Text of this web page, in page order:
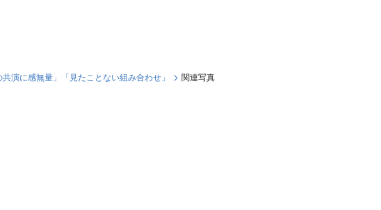
演に感無量」「見たことない組み合わせ」 関連写真